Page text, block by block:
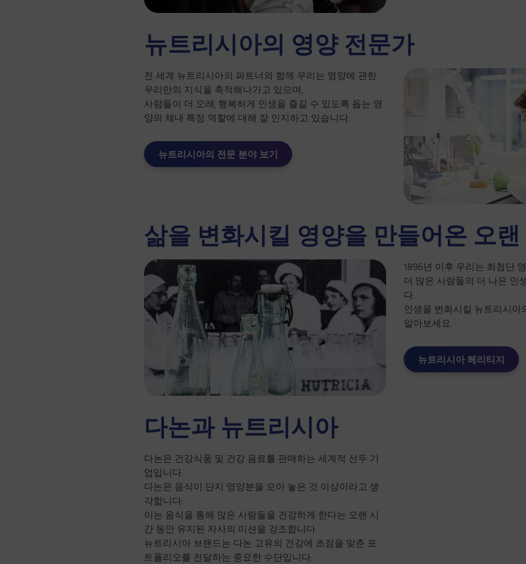
뉴트리시아의 영양 전문가
전 세계 뉴트리시아의 파트너와 함께 우리는 영양에 관한
우리만의 지식을 축적해나가고 있으며,
사람들이 더 오래, 행복하게 인생을 즐길 수 있도록 돕는 영
양의 체내 특정 역할에 대해 잘 인지하고 있습니다.
뉴트리시아의 전문 분야 보기
삶을 변화시킬 영양을 만들어온 오
1896년 이후 우리는 최첨단
더 많은 사람들의 더 나은 인
다.
인생을 변화시킬 뉴트리시아
알아보세요.
뉴트리시아 헤리티지
다논과 뉴트리시아
다논은 건강식품 및 건강 음료를 판매하는 세계적 선두 기
업입니다.
다논은 음식이 단지 영양분을 모아 놓은 것 이상이라고 생
각합니다.
이는 음식을 통해 많은 사람들을 건강하게 한다는 오랜 시
간 동안 유지된 자사의 미션을 강조합니다.
뉴트리시아 브랜드는 다논 고유의 건강에 초점을 맞춘 포
트폴리오를 전달하는 중요한 수단입니다.